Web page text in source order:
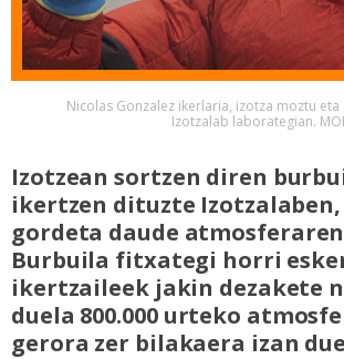
Nicolas Gonzalez ikerlaria, izotza moztu
Izotzalab laborategian.
Izotzean sortzen diren
ikertzen dituzte Izotzalaben,
gordeta daude
Burbuila fitxategi horri
ikertzaileek jakin dezakete
duela 800.000 urteko
gerora zer bilakaera izan